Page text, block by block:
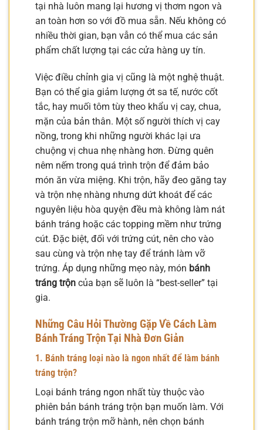
tại nhà luôn mang lại hương vị thơm ngon và
an toàn hơn so với đồ mua sẵn. Nếu không có
nhiều thời gian, bạn vẫn có thể mua các sản
phẩm chất lượng tại các cửa hàng uy tín.
Việc điều chỉnh gia vị cũng là một nghệ thuật.
Bạn có thể gia giảm lượng ớt sa tế, nước cốt
tắc, hay muối tôm tùy theo khẩu vị cay, chua,
mặn của bản thân. Một số người thích vị cay
nồng, trong khi những người khác lại ưa
chuộng vị chua nhẹ nhàng hơn. Đừng quên
nêm nếm trong quá trình trộn để đảm bảo
món ăn vừa miệng. Khi trộn, hãy đeo găng tay
và trộn nhẹ nhàng nhưng dứt khoát để các
nguyên liệu hòa quyện đều mà không làm nát
bánh tráng hoặc các topping mềm như trứng
cút. Đặc biệt, đối với trứng cút, nên cho vào
sau cùng và trộn nhẹ tay để tránh làm vỡ
trứng. Áp dụng những mẹo này, món bánh
tráng trộn của bạn sẽ luôn là “best-seller” tại
gia.
Những Câu Hỏi Thường Gặp Về Cách Làm
Bánh Tráng Trộn Tại Nhà Đơn Giản
1. Bánh tráng loại nào là ngon nhất để làm bánh
tráng trộn?
Loại bánh tráng ngon nhất tùy thuộc vào
phiên bản bánh tráng trộn bạn muốn làm. Với
bánh tráng trộn mỡ hành, nên chọn bánh